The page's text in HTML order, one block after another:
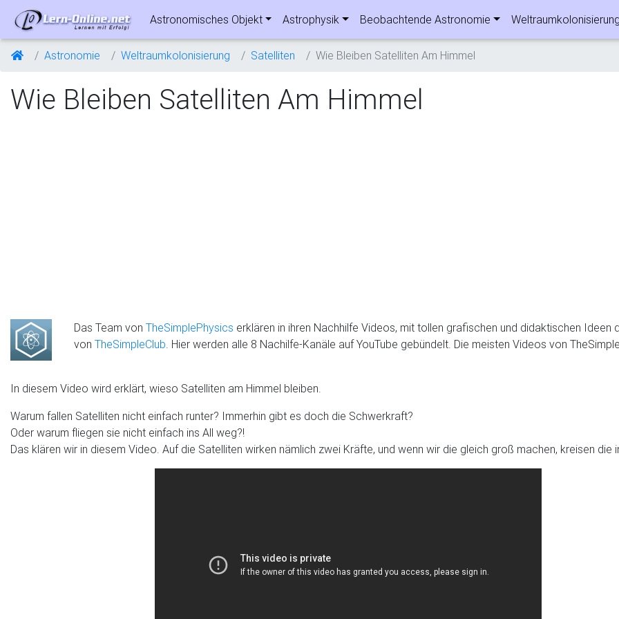
Astronomisches Objekt Astrophysik Beobachtende Astronomie
Astronomie Weltraumkolonisierung Satelliten Wie Bleiben Satelliten Am Himmel
Wie Bleiben Satelliten Am Himmel
Das Team von TheSimplePhysics erklären in ihren Nachhilfe Videos, mit tollen grafischen und didaktischen
von TheSimpleClub. Hier werden alle 8 Nachilfe-Kanäle auf YouTube gebündelt. Die meisten Videos von
In diesem Video wird erklärt, wieso Satelliten am Himmel bleiben.
Warum fallen Satelliten nicht einfach runter? Immerhin gibt es doch die Schwerkraft?
Oder warum fliegen sie nicht einfach ins All weg?!
Das klären wir in diesem Video. Auf die Satelliten wirken nämlich zwei Kräfte, und wenn wir die gleich groß machen, kreisen die